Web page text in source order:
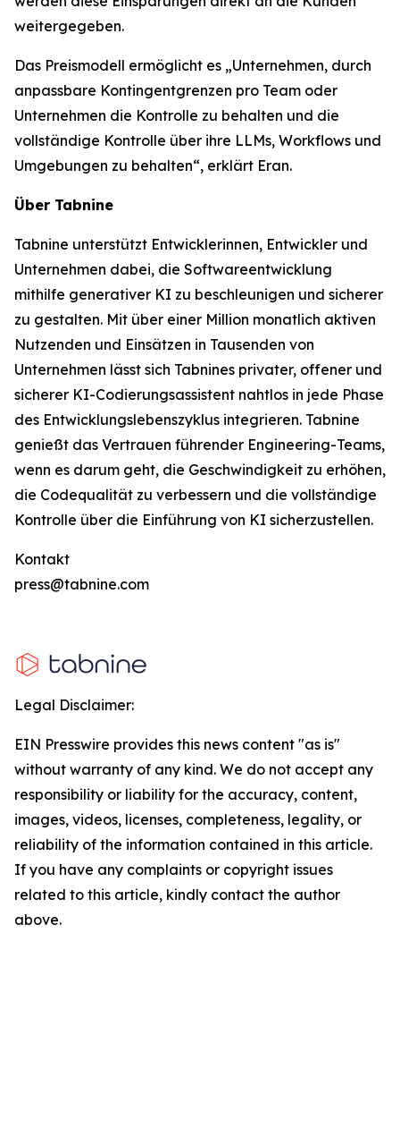
weitergegeben.
Das Preismodell ermöglicht es „Unternehmen, durch
anpassbare Kontingentgrenzen pro Team oder
Unternehmen die Kontrolle zu behalten und die
vollständige Kontrolle über ihre LLMs, Workflows und
Umgebungen zu behalten“, erklärt Eran.
Über Tabnine
Tabnine unterstützt Entwicklerinnen, Entwickler und
Unternehmen dabei, die Softwareentwicklung
mithilfe generativer KI zu beschleunigen und sicherer
zu gestalten. Mit über einer Million monatlich aktiven
Nutzenden und Einsätzen in Tausenden von
Unternehmen lässt sich Tabnines privater, offener und
sicherer KI-Codierungsassistent nahtlos in jede Phase
des Entwicklungslebenszyklus integrieren. Tabnine
genießt das Vertrauen führender Engineering-Teams,
wenn es darum geht, die Geschwindigkeit zu erhöhen,
die Codequalität zu verbessern und die vollständige
Kontrolle über die Einführung von KI sicherzustellen.
Kontakt
press@tabnine.com
Legal Disclaimer:
EIN Presswire provides this news content "as is"
without warranty of any kind. We do not accept any
responsibility or liability for the accuracy, content,
images, videos, licenses, completeness, legality, or
reliability of the information contained in this article.
If you have any complaints or copyright issues
related to this article, kindly contact the author
above.